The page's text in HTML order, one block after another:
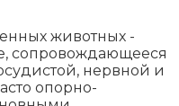
животных -
сопровождающееся
нервной и
опорно-